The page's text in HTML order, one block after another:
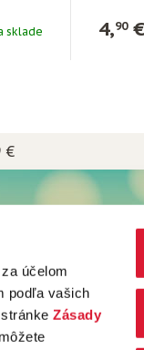
účelom
podľa vašich
stránkeZásady
sklade
4,90€
€
a